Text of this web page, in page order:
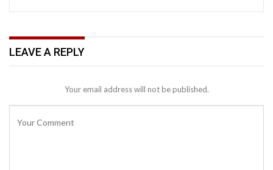
LEAVE A REPLY
Your email address will not be published.